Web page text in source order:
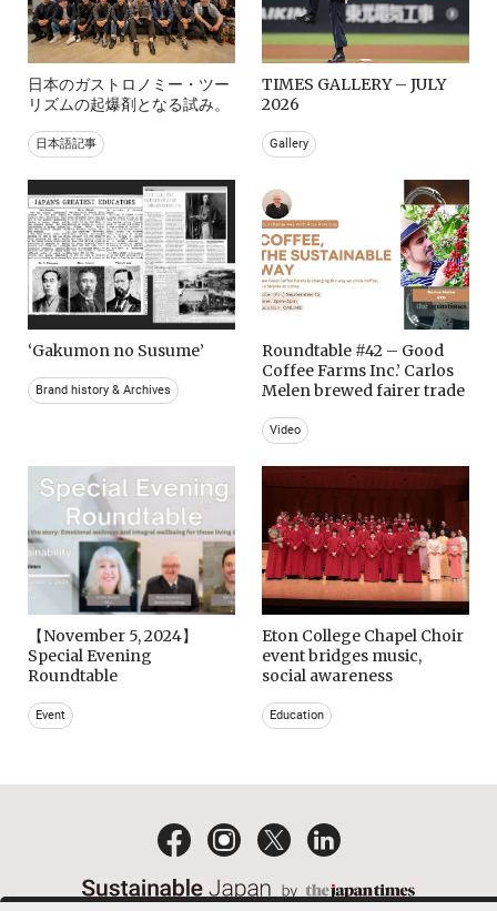
日本のガストロノミー・ツー
リズムの起爆剤となる試み。
日本語記事
TIMES GALLERY – JULY
2026
Gallery
‘Gakumon no Susume’
Brand history & Archives
Roundtable #42 – Good
Coffee Farms Inc.’ Carlos
Melen brewed fairer trade
Video
【November 5, 2024】
Special Evening
Roundtable
Event
Eton College Chapel Choir
event bridges music,
social awareness
Education